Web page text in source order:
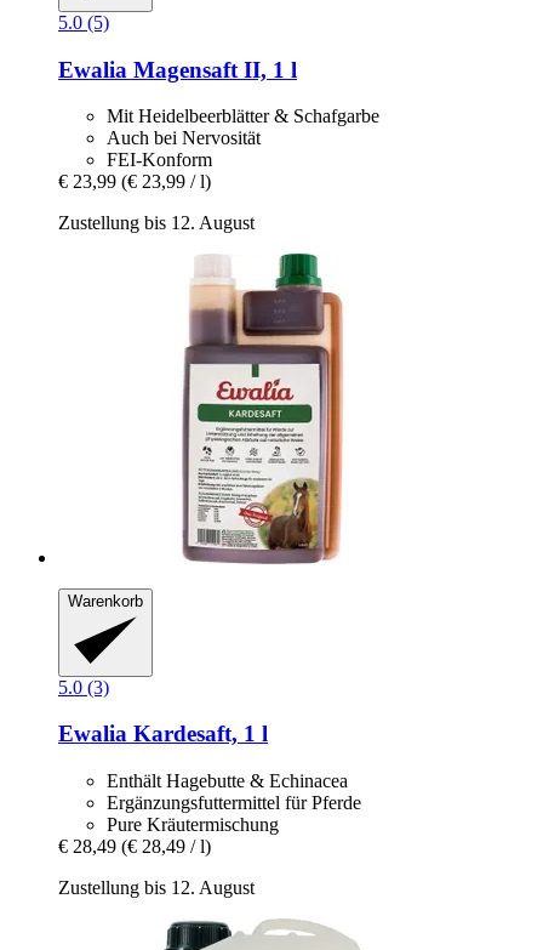
5.0 (5)
Ewalia Magensaft II, 1 l
Mit Heidelbeerblätter & Schafgarbe
Auch bei Nervosität
FEI-Konform
€ 23,99 (€ 23,99 / l)
Zustellung bis 12. August
Warenkorb
5.0 (3)
Ewalia Kardesaft, 1 l
Enthält Hagebutte & Echinacea
Ergänzungsfuttermittel für Pferde
Pure Kräutermischung
€ 28,49 (€ 28,49 / l)
Zustellung bis 12. August